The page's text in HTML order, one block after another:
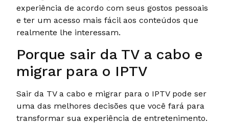
experiência de acordo com seus gostos pessoais
e ter um acesso mais fácil aos conteúdos que
realmente lhe interessam.
Porque sair da TV a cabo e
migrar para o IPTV
Sair da TV a cabo e migrar para o IPTV pode ser
uma das melhores decisões que você fará para
transformar sua experiência de entretenimento.